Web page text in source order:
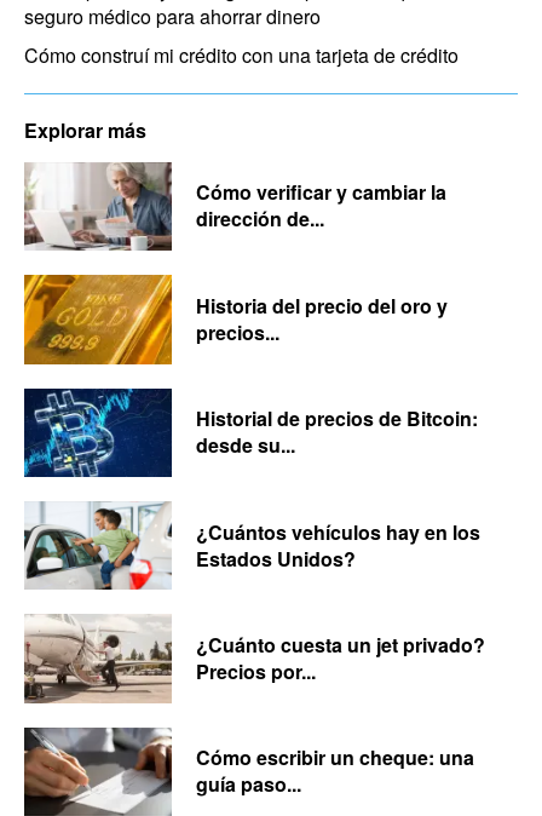
seguro médico para ahorrar dinero
Cómo construí mi crédito con una tarjeta de crédito
Explorar más
Cómo verificar y cambiar la
dirección de...
Historia del precio del oro y
precios...
Historial de precios de Bitcoin:
desde su...
¿Cuántos vehículos hay en los
Estados Unidos?
¿Cuánto cuesta un jet privado?
Precios por...
Cómo escribir un cheque: una
guía paso...